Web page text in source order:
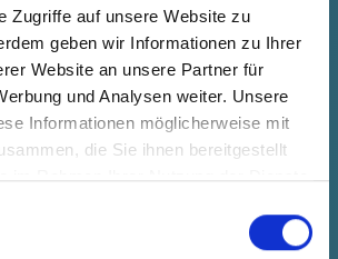
Zugriffe auf unsere Website zu
geben wir Informationen zu Ihrer
Website an unsere Partner für
und Analysen weiter. Unsere
Informationen möglicherweise mit
die Sie ihnen bereitgestellt
im Rahmen Ihrer Nutzung der Dienste